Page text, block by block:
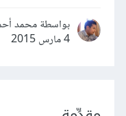
بواسطة محمد
4 مارس 2015